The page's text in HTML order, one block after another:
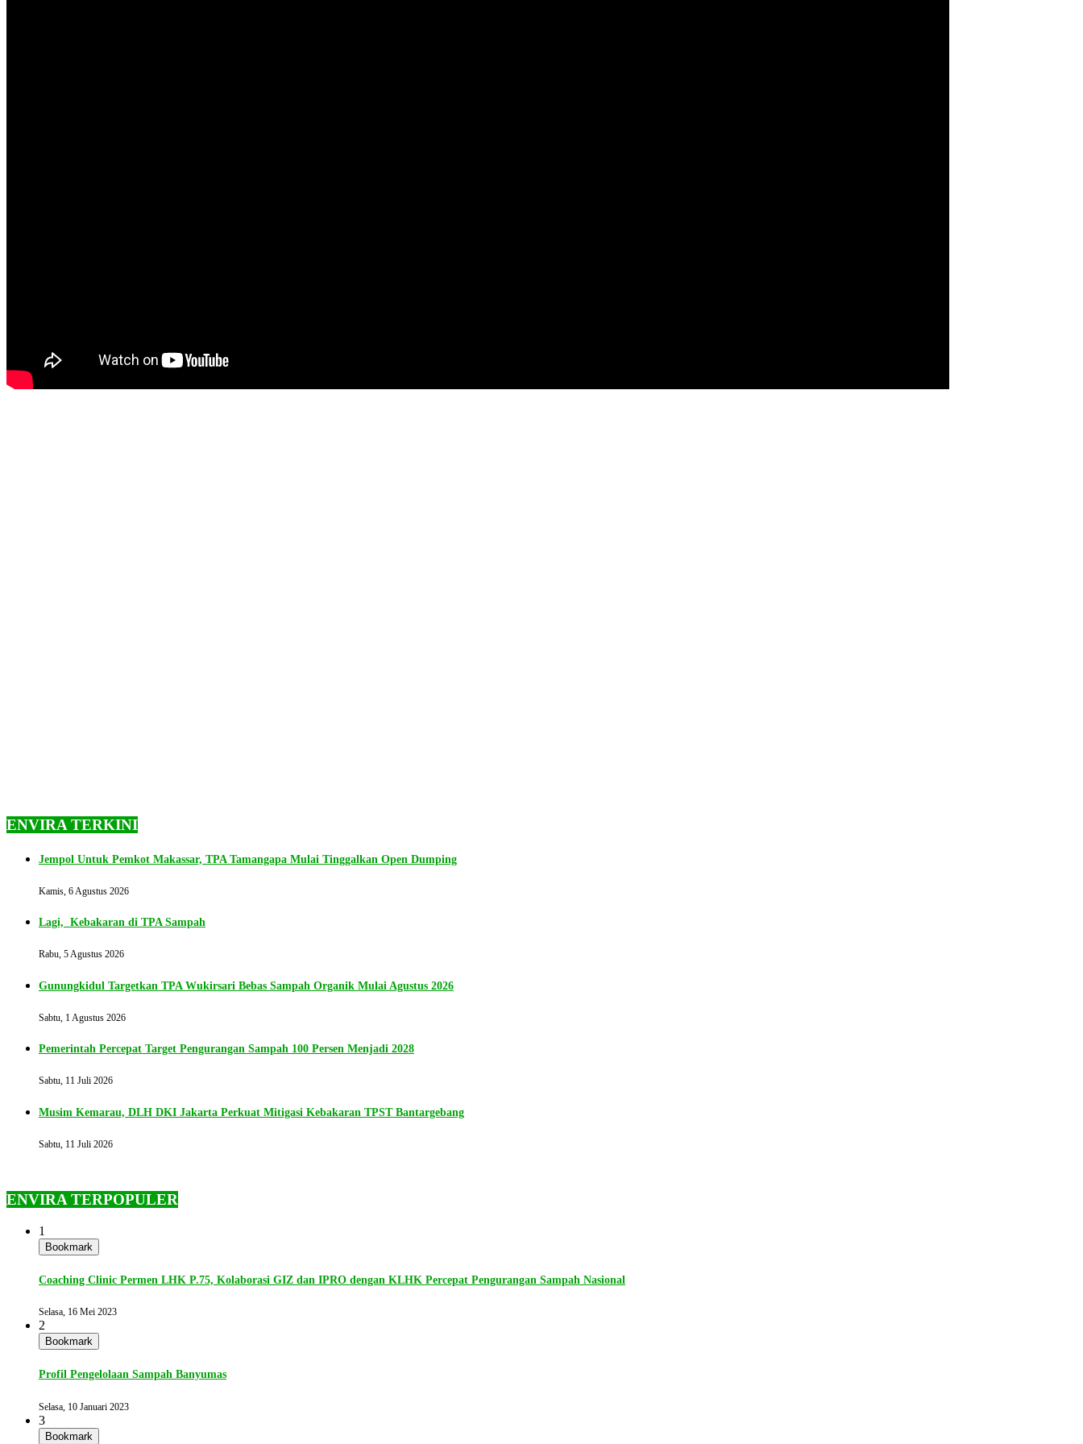
ENVIRA TERKINI
Jempol Untuk Pemkot Makassar, TPA Tamangapa Mulai Tinggalkan Open Dumping
Kamis, 6 Agustus 2026
Lagi, Kebakaran di TPA Sampah
Rabu, 5 Agustus 2026
Gunungkidul Targetkan TPA Wukirsari Bebas Sampah Organik Mulai Agustus 2026
Sabtu, 1 Agustus 2026
Pemerintah Percepat Target Pengurangan Sampah 100 Persen Menjadi 2028
Sabtu, 11 Juli 2026
Musim Kemarau, DLH DKI Jakarta Perkuat Mitigasi Kebakaran TPST Bantargebang
Sabtu, 11 Juli 2026
ENVIRA TERPOPULER
1
Bookmark
Coaching Clinic Permen LHK P.75, Kolaborasi GIZ dan IPRO dengan KLHK Percepat Pengurangan Sampah Nasional
Selasa, 16 Mei 2023
2
Bookmark
Profil Pengelolaan Sampah Banyumas
Selasa, 10 Januari 2023
3
Bookmark